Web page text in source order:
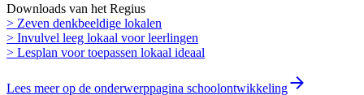
Downloads van het Regius
> Zeven denkbeeldige lokalen
> Invulvel leeg lokaal voor leerlingen
> Lesplan voor toepassen lokaal ideaal
Lees meer op de onderwerppagina schoolontwikkeling